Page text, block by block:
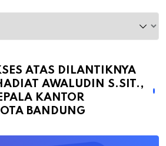
ATAS DILANTIKNYA
AWALUDIN S.SIT.,
KANTOR
BANDUNG